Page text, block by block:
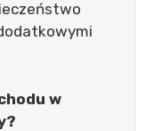
w